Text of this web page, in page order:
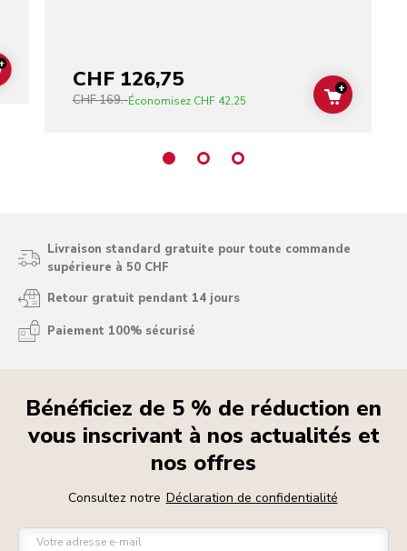
ADD TO CARTCHF 126,75
CHF 169.-Économisez CHF 42,25 ADD TO
+
Livraison standard gratuite pour toute commande
supérieure à 50 CHF
Retour gratuit pendant 14 jours
Paiement 100% sécurisé
Bénéficiez de 5 % de réduction en
vous inscrivant à nos actualités et
nos offres
Consultez notre Déclaration de confidentialité
Votre adresse e-mail